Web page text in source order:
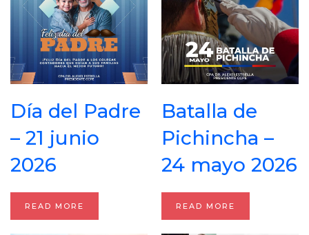
Día del Padre
– 21 junio
2026
READ MORE
Batalla de
Pichincha –
24 mayo 2026
READ MORE